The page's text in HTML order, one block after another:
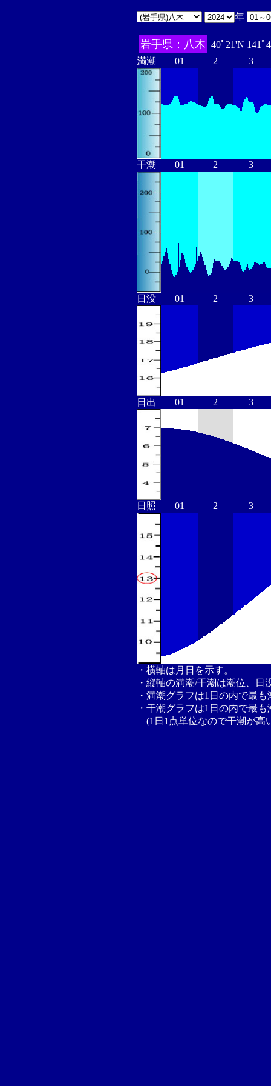
年
岩手県：八木 40ﾟ21'N 141ﾟ
満潮
01 2 3
干潮 01 2 3
日没 01 2 3
日出 01 2 3
日照 01 2 3
・横軸は月日を示す。
・縦軸の満潮/干潮は潮位、
・満潮グラフは1日の内で最
・干潮グラフは1日の内で最
(1日1点単位なので干潮が高